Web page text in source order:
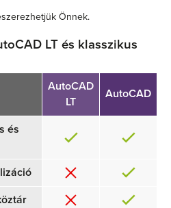
Önnek.
LT és klasszikus
AutoCAD
LT
AutoCAD
és